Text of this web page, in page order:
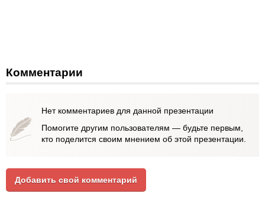
Комментарии
Нет комментариев для данной презентации
Помогите другим пользователям — будьте первым,
кто поделится своим мнением об этой презентации.
Добавить свой комментарий